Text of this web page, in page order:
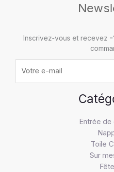
Inscrivez-vous et recevez -
mail
Entrée de
Toile
Sur